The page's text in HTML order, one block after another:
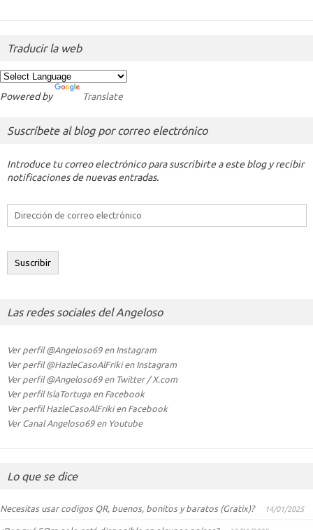
Traducir la web
Powered by Translate
Suscríbete al blog por correo electrónico
Introduce tu correo electrónico para suscribirte a este blog y recibir
notificaciones de nuevas entradas.
Dirección
electrónico
Suscribir
Las redes sociales del Angeloso
Ver perfil @Angeloso69 en Instagram
Ver perfil @HazleCasoAlFriki en Instagram
Ver perfil @Angeloso69 en Twitter / X.com
Ver perfil IslaTortuga en Facebook
Ver perfil HazleCasoAlFriki en Facebook
Ver Canal Angeloso69 en Youtube
Lo que se dice
Necesitas usar codigos QR, buenos, bonitos y baratos (Gratix)? 14/01/2025